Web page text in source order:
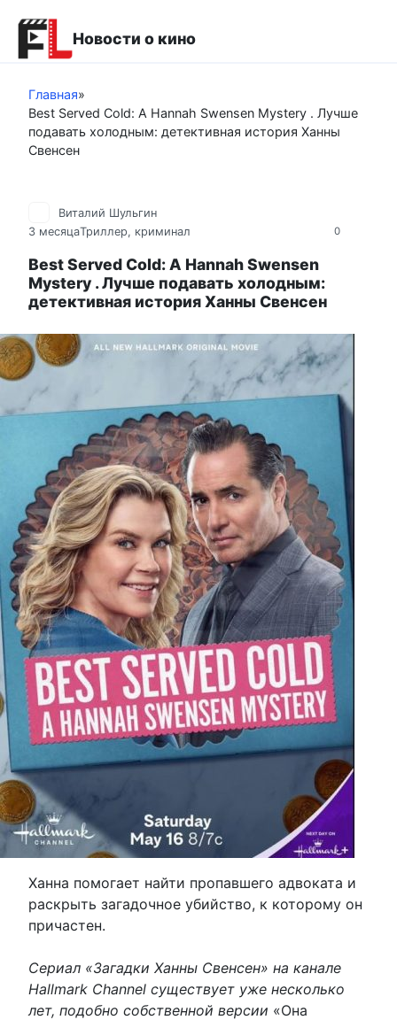
контенту
Новости о кино
Главная»
Best Served Cold: A Hannah Swensen Mystery . Лучше
подавать холодным: детективная история Ханны
Свенсен
0
Виталий Шульгин
3 месяцаТриллер, криминал
Best Served Cold: A Hannah Swensen
Mystery . Лучше подавать холодным:
детективная история Ханны Свенсен
Ханна помогает найти пропавшего адвоката и
раскрыть загадочное убийство, к которому он
причастен.
Сериал «Загадки Ханны Свенсен» на канале
Hallmark Channel существует уже несколько
лет, подобно собственной версии «Она